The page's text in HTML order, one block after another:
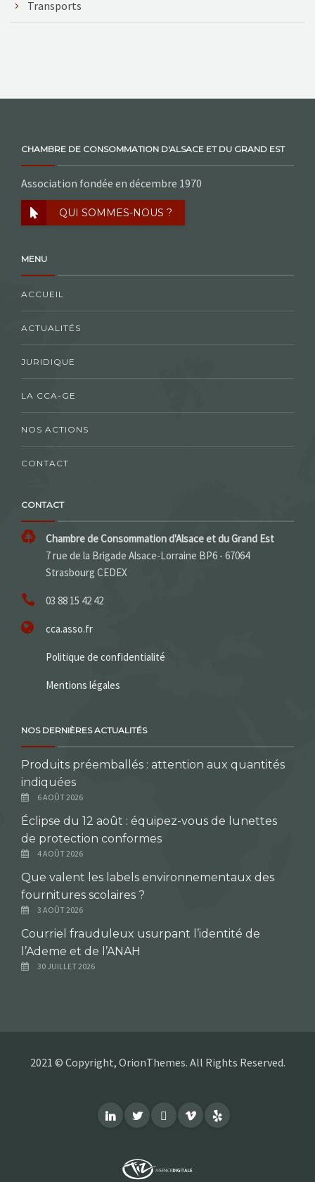
Transports
CHAMBRE DE CONSOMMATION D'ALSACE ET DU GRAND EST
Association fondée en décembre 1970
QUI SOMMES-NOUS ?
MENU
ACCUEIL
ACTUALITÉS
JURIDIQUE
LA CCA-GE
NOS ACTIONS
CONTACT
CONTACT
Chambre de Consommation d'Alsace et du Grand Est
7 rue de la Brigade Alsace-Lorraine BP6 - 67064
Strasbourg CEDEX
03 88 15 42 42
cca.asso.fr
Politique de confidentialité
Mentions légales
NOS DERNIÈRES ACTUALITÉS
Produits préemballés : attention aux quantités
indiquées
6 AOÛT 2026
Éclipse du 12 août : équipez-vous de lunettes
de protection conformes
4 AOÛT 2026
Que valent les labels environnementaux des
fournitures scolaires ?
3 AOÛT 2026
Courriel frauduleux usurpant l’identité de
l’Ademe et de l’ANAH
30 JUILLET 2026
2021 © Copyright, OrionThemes. All Rights Reserved.